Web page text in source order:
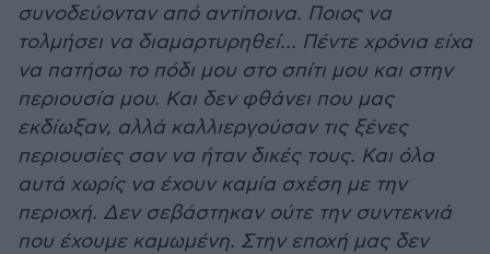
συνοδεύονταν από αντίποινα. Ποιος να
τολμήσει να διαμαρτυρηθεί… Πέντε χρόνια είχα
να πατήσω το πόδι μου στο σπίτι μου και στην
περιουσία μου. Και δεν φθάνει που μας
εκδίωξαν, αλλά καλλιεργούσαν τις ξένες
περιουσίες σαν να ήταν δικές τους. Και όλα
αυτά χωρίς να έχουν καμία σχέση με την
περιοχή. Δεν σεβάστηκαν ούτε την συντεκνιά
που έχουμε καμωμένη. Στην εποχή μας δεν